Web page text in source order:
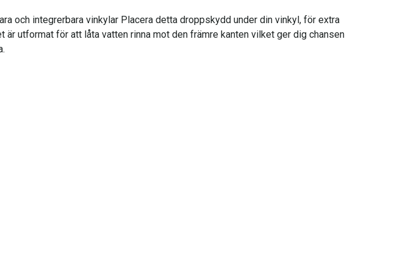
och integrerbara vinkylar Placera detta droppskydd under din vinkyl, för extra
utformat för att låta vatten rinna mot den främre kanten vilket ger dig chansen